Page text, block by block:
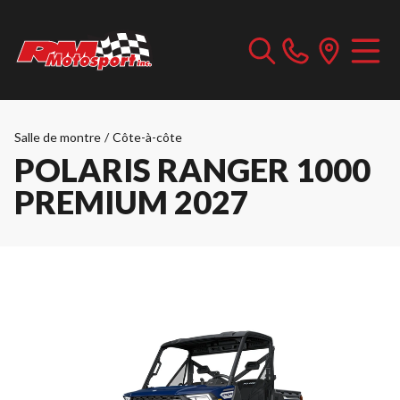
Salle de montre / Côte-à-côte
POLARIS RANGER 1000
PREMIUM 2027